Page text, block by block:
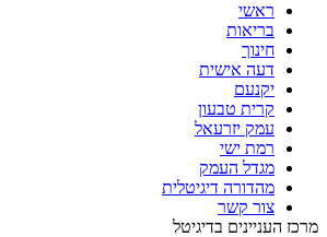
ראשי
בריאות
חינוך
דעה אישית
יקנעם
קרית טבעון
עמק יזרעאל
רמת ישי
מגדל העמק
מהדורה דיגיטלית
צור קשר
מרכז העניינים בדיגיטל